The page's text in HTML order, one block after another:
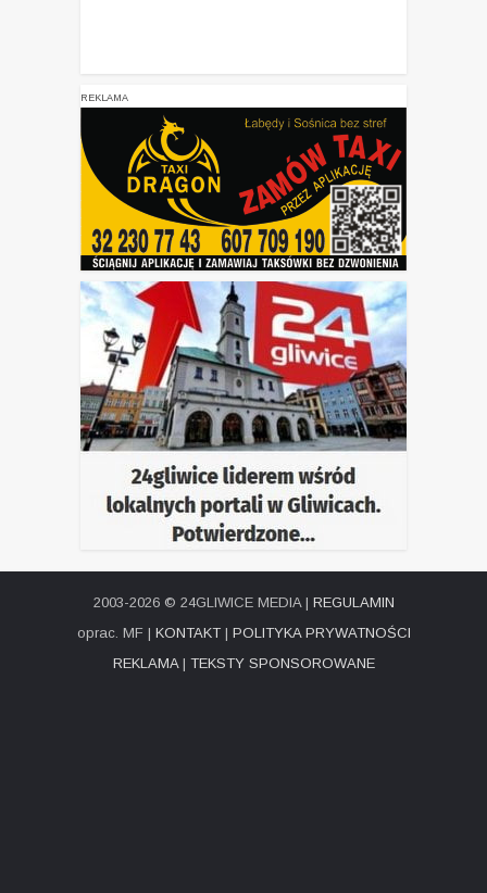
REKLAMA
2003-2026 © 24GLIWICE MEDIA | REGULAMIN
oprac. MF | KONTAKT| POLITYKA PRYWATNOŚCI
REKLAMA| TEKSTY SPONSOROWANE